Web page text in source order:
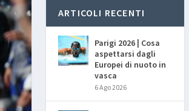
ARTICOLI RECENTI
Parigi 2026 | Cosa
aspettarsi dagli
Europei di nuoto in
vasca
6 Ago 2026